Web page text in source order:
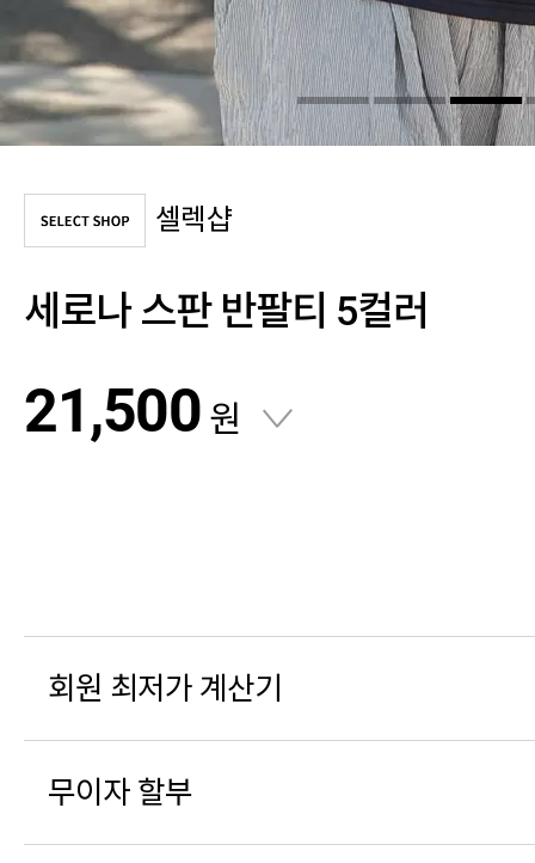
셀렉샵
세로나 스판 반팔티 5컬러
21,500 원
회원 최저가 계산기
무이자 할부